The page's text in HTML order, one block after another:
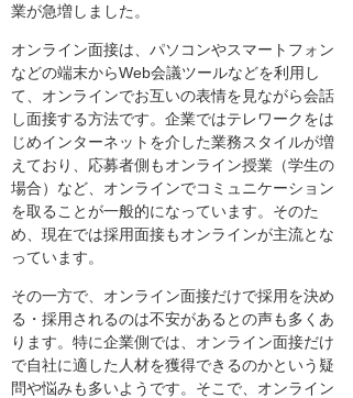
業が急増しました。
オンライン面接は、パソコンやスマートフォン
などの端末からWeb会議ツールなどを利用し
て、オンラインでお互いの表情を見ながら会話
し面接する方法です。企業ではテレワークをは
じめインターネットを介した業務スタイルが増
えており、応募者側もオンライン授業（学生の
場合）など、オンラインでコミュニケーション
を取ることが一般的になっています。そのた
め、現在では採用面接もオンラインが主流とな
っています。
その一方で、オンライン面接だけで採用を決め
る・採用されるのは不安があるとの声も多くあ
ります。特に企業側では、オンライン面接だけ
で自社に適した人材を獲得できるのかという疑
問や悩みも多いようです。そこで、オンライン